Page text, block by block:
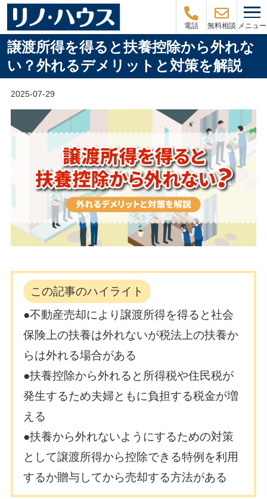
電話 無料相談 メニュー
譲渡所得を得ると扶養控除から外れな
い？外れるデメリットと対策を解説
2025-07-29
この記事のハイライト
●不動産売却により譲渡所得を得ると社会
保険上の扶養は外れないが税法上の扶養か
らは外れる場合がある
●扶養控除から外れると所得税や住民税が
発生するため夫婦ともに負担する税金が増
える
●扶養から外れないようにするための対策
として譲渡所得から控除できる特例を利用
するか贈与してから売却する方法がある